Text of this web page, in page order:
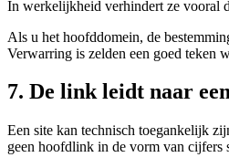
In werkelijkheid verhindert ze vooral
Als u het hoofddomein, de
Verwarring is zelden een goed teken
7. De link leidt naar
Een site kan technisch toegankelijk
geen hoofdlink in de vorm van cijfers